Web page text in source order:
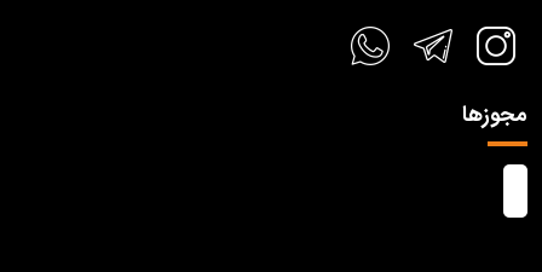
مجوزها